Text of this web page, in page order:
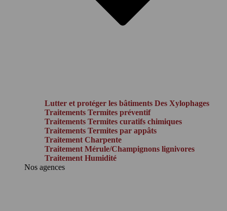
Lutter et protéger les bâtiments Des Xylophages
Traitements Termites préventif
Traitements Termites curatifs chimiques
Traitements Termites par appâts
Traitement Charpente
Traitement Mérule/Champignons lignivores
Traitement Humidité
Nos agences